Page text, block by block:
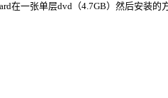
在一张单层dvd（4.7GB）然后安装的方